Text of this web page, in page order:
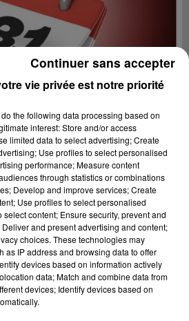
14 sec)
de Toulouse
vie privée est notre priorité
do the following data processing based on
interest: Store and/or access
limited data to select advertising; Create
Use profiles to select personalised
performance; Measure content
through statistics or combinations
Develop and improve services; Create
Use profiles to select personalised
content; Ensure security, prevent and
and present advertising and content;
choices. These technologies may
as IP address and browsing data to offer
devices based on information actively
data; Match and combine data from
devices; Identify devices based on
Continuer sans accepter